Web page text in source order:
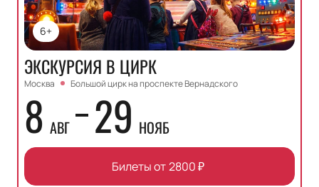
6+
ЭКСКУРСИЯ В ЦИРК
Москва Большой цирк на проспекте Вернадского
8 АВГ 29 НОЯБ
Билеты от2800₽